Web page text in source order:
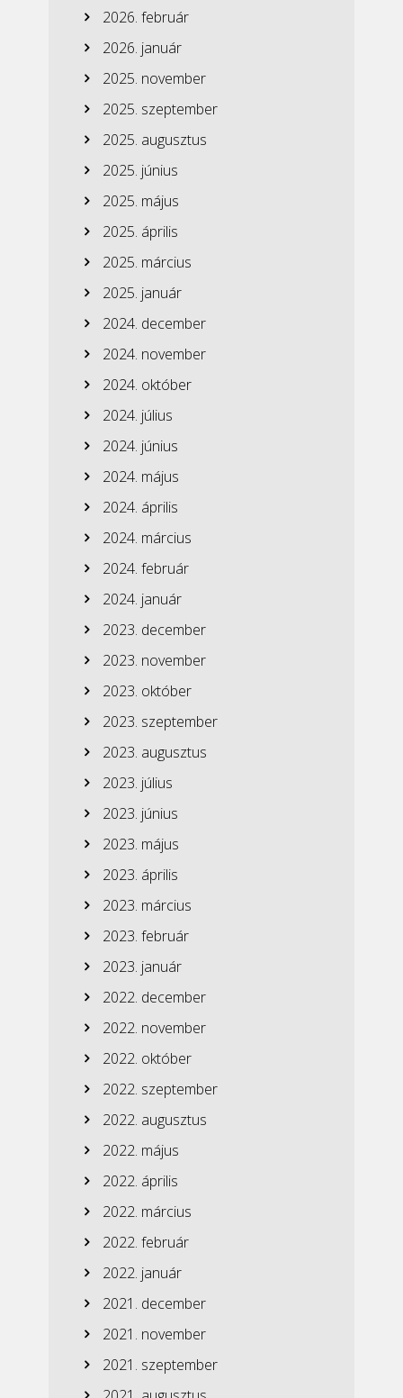
2026. február
2026. január
2025. november
2025. szeptember
2025. augusztus
2025. június
2025. május
2025. április
2025. március
2025. január
2024. december
2024. november
2024. október
2024. július
2024. június
2024. május
2024. április
2024. március
2024. február
2024. január
2023. december
2023. november
2023. október
2023. szeptember
2023. augusztus
2023. július
2023. június
2023. május
2023. április
2023. március
2023. február
2023. január
2022. december
2022. november
2022. október
2022. szeptember
2022. augusztus
2022. május
2022. április
2022. március
2022. február
2022. január
2021. december
2021. november
2021. szeptember